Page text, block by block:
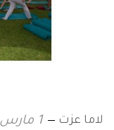
لاما عزت 1 مارس 2012